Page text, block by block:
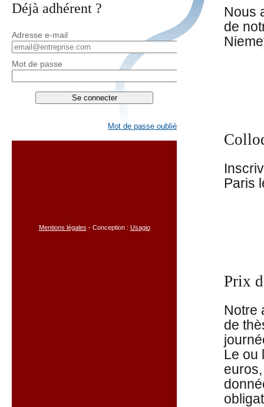
Déjà adhérent ?
Adresse e-mail
Mot de passe
Mot de passe oublié
Mentions légales - Conception : Usagio
Nous
de
Paris
Prix
Notre
de
Le ou